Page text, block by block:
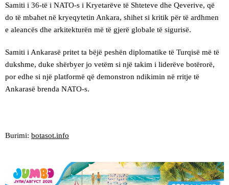
Samiti i 36-të i NATO-s i Kryetarëve të Shteteve dhe Qeverive, që
do të mbahet në kryeqytetin Ankara, shihet si kritik për të ardhmen
e aleancës dhe arkitekturën më të gjerë globale të sigurisë.
Samiti i Ankarasë pritet ta bëjë peshën diplomatike të Turqisë më të
dukshme, duke shërbyer jo vetëm si një takim i liderëve botërorë,
por edhe si një platformë që demonstron ndikimin në rritje të
Ankarasë brenda NATO-s.
Burimi: botasot.info